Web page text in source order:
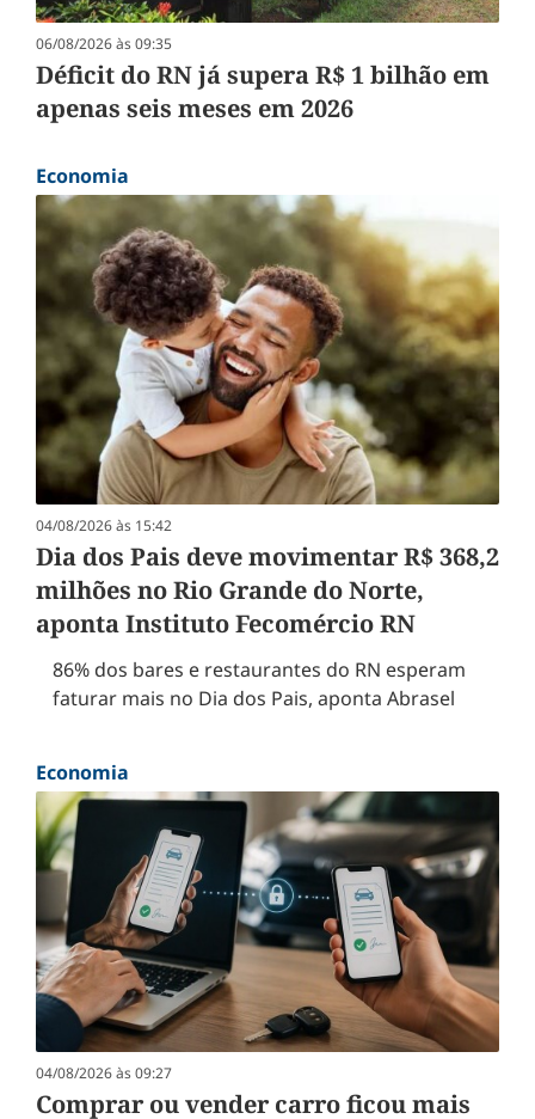
06/08/2026 às 09:35
Déficit do RN já supera R$ 1 bilhão em
apenas seis meses em 2026
Economia
04/08/2026 às 15:42
Dia dos Pais deve movimentar R$ 368,2
milhões no Rio Grande do Norte,
aponta Instituto Fecomércio RN
86% dos bares e restaurantes do RN esperam
faturar mais no Dia dos Pais, aponta Abrasel
Economia
04/08/2026 às 09:27
Comprar ou vender carro ficou mais